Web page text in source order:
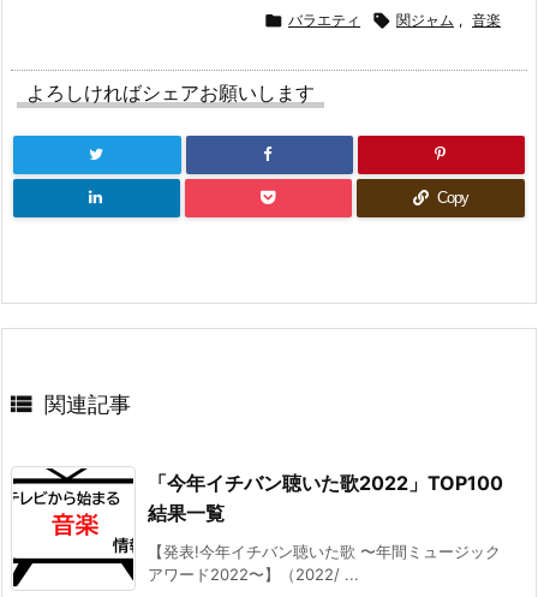
 バラエティ  関ジャム , 音楽
よろしければシェアお願いします
Copy
 関連記事
「今年イチバン聴いた歌2022」TOP100
結果一覧
【発表!今年イチバン聴いた歌 〜年間ミュージック
アワード2022〜】（2022/ ...